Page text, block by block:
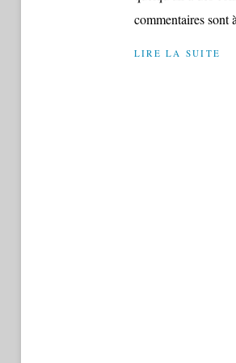
commentaires sont
LIRE LA SUITE